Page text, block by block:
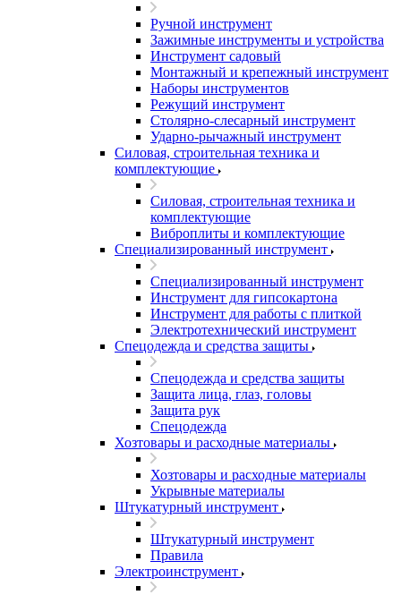
Ручной инструмент
Зажимные инструменты и устройства
Инструмент садовый
Монтажный и крепежный инструмент
Наборы инструментов
Режущий инструмент
Столярно-слесарный инструмент
Ударно-рычажный инструмент
Силовая, строительная техника и
комплектующие
Силовая, строительная техника и
комплектующие
Виброплиты и комплектующие
Специализированный инструмент
Специализированный инструмент
Инструмент для гипсокартона
Инструмент для работы с плиткой
Электротехнический инструмент
Спецодежда и средства защиты
Спецодежда и средства защиты
Защита лица, глаз, головы
Защита рук
Спецодежда
Хозтовары и расходные материалы
Хозтовары и расходные материалы
Укрывные материалы
Штукатурный инструмент
Штукатурный инструмент
Правила
Электроинструмент